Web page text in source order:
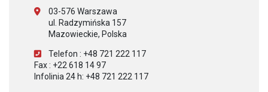
03-576 Warszawa
ul. Radzymińska 157
Mazowieckie, Polska
Telefon : +48 721 222 117
Fax : +22 618 14 97
Infolinia 24 h: +48 721 222 117